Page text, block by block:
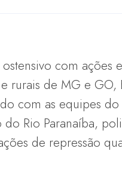
com ações
rurais de MG e
com as equipes
Rio Paranaíba,
de repressão